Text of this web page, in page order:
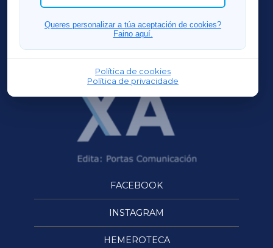
Queres personalizar a túa aceptación de cookies?
Faino aquí.
Política de cookies
Política de privacidade
FERROLXA
OURENSEXA
FACEBOOK
INSTAGRAM
HEMEROTECA